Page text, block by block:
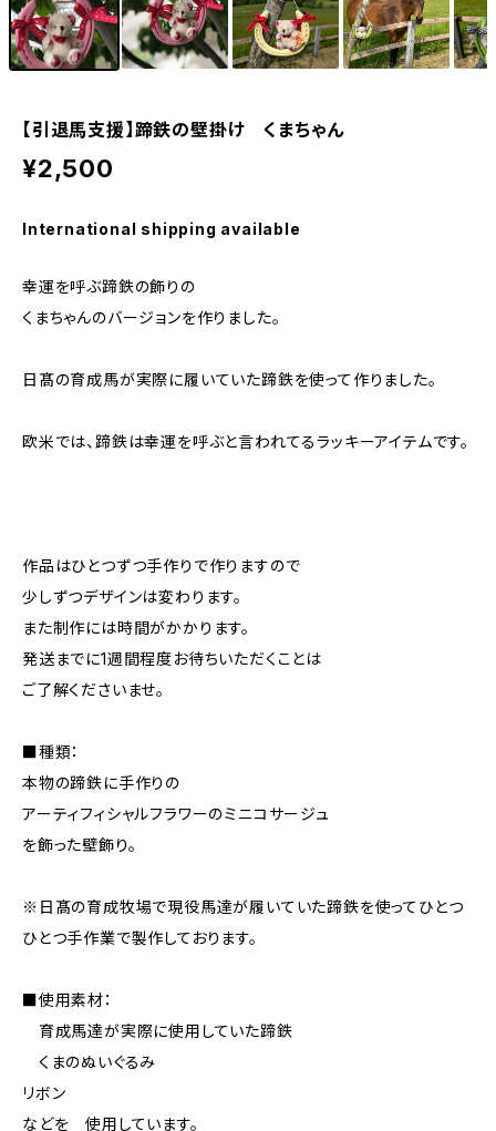
【引退馬支援】蹄鉄の壁掛け くまちゃん
¥2,500
International shipping available
幸運を呼ぶ蹄鉄の飾りの
くまちゃんのバージョンを作りました。
日髙の育成馬が実際に履いていた蹄鉄を使って作りました。
欧米では、蹄鉄は幸運を呼ぶと言われてるラッキーアイテムです。
作品はひとつずつ手作りで作りますので
少しずつデザインは変わります。
また制作には時間がかかります。
発送までに1週間程度お待ちいただくことは
ご了解くださいませ。
■種類：
本物の蹄鉄に手作りの
アーティフィシャルフラワーのミニコサージュ
を飾った壁飾り。
※日髙の育成牧場で現役馬達が履いていた蹄鉄を使ってひとつ
ひとつ手作業で製作しております。
■使用素材：
育成馬達が実際に使用していた蹄鉄
くまのぬいぐるみ
リボン
などを 使用しています。